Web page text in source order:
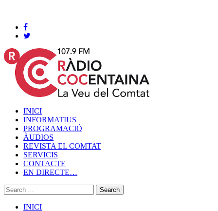
INICI
INFORMATIUS
PROGRAMACIÓ
ÀUDIOS
REVISTA EL COMTAT
SERVICIS
CONTACTE
EN DIRECTE…
INICI